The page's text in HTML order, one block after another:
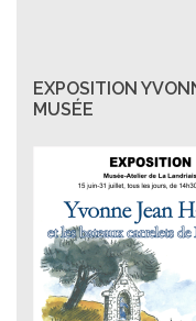
EXPOSITION
MUSÉE